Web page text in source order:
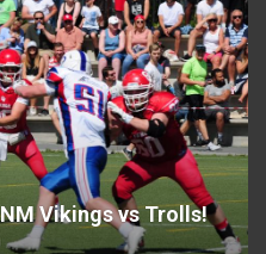
Vikings vs Trolls!